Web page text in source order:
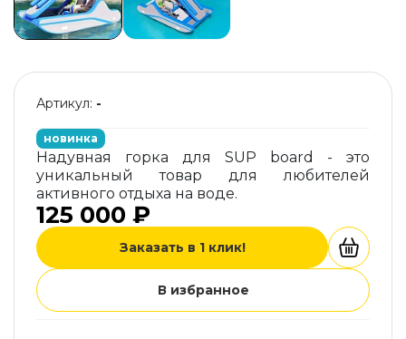
Артикул: -
новинка
Надувная горка для SUP board - это
уникальный товар для любителей
активного отдыха на воде.
125 000 ₽
Заказать в 1 клик!
В избранное